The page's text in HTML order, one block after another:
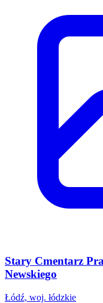
Stary Cmentarz
Newskiego
Łódź, woj. łódzkie